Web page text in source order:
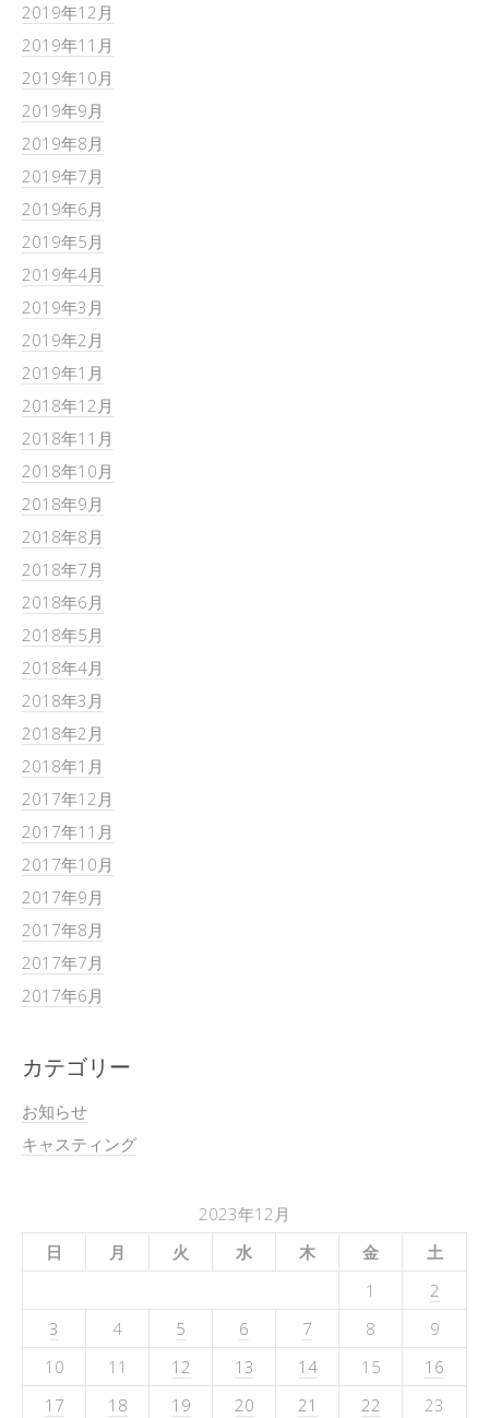
2019年12月
2019年11月
2019年10月
2019年9月
2019年8月
2019年7月
2019年6月
2019年5月
2019年4月
2019年3月
2019年2月
2019年1月
2018年12月
2018年11月
2018年10月
2018年9月
2018年8月
2018年7月
2018年6月
2018年5月
2018年4月
2018年3月
2018年2月
2018年1月
2017年12月
2017年11月
2017年10月
2017年9月
2017年8月
2017年7月
2017年6月
カテゴリー
お知らせ
キャスティング
2023年12月
日
月 火 水 木 金
土
1
2
3
4 5 6 7 8
9
10
11 12 13 14 15
16
17
18 19 20 21 22
23